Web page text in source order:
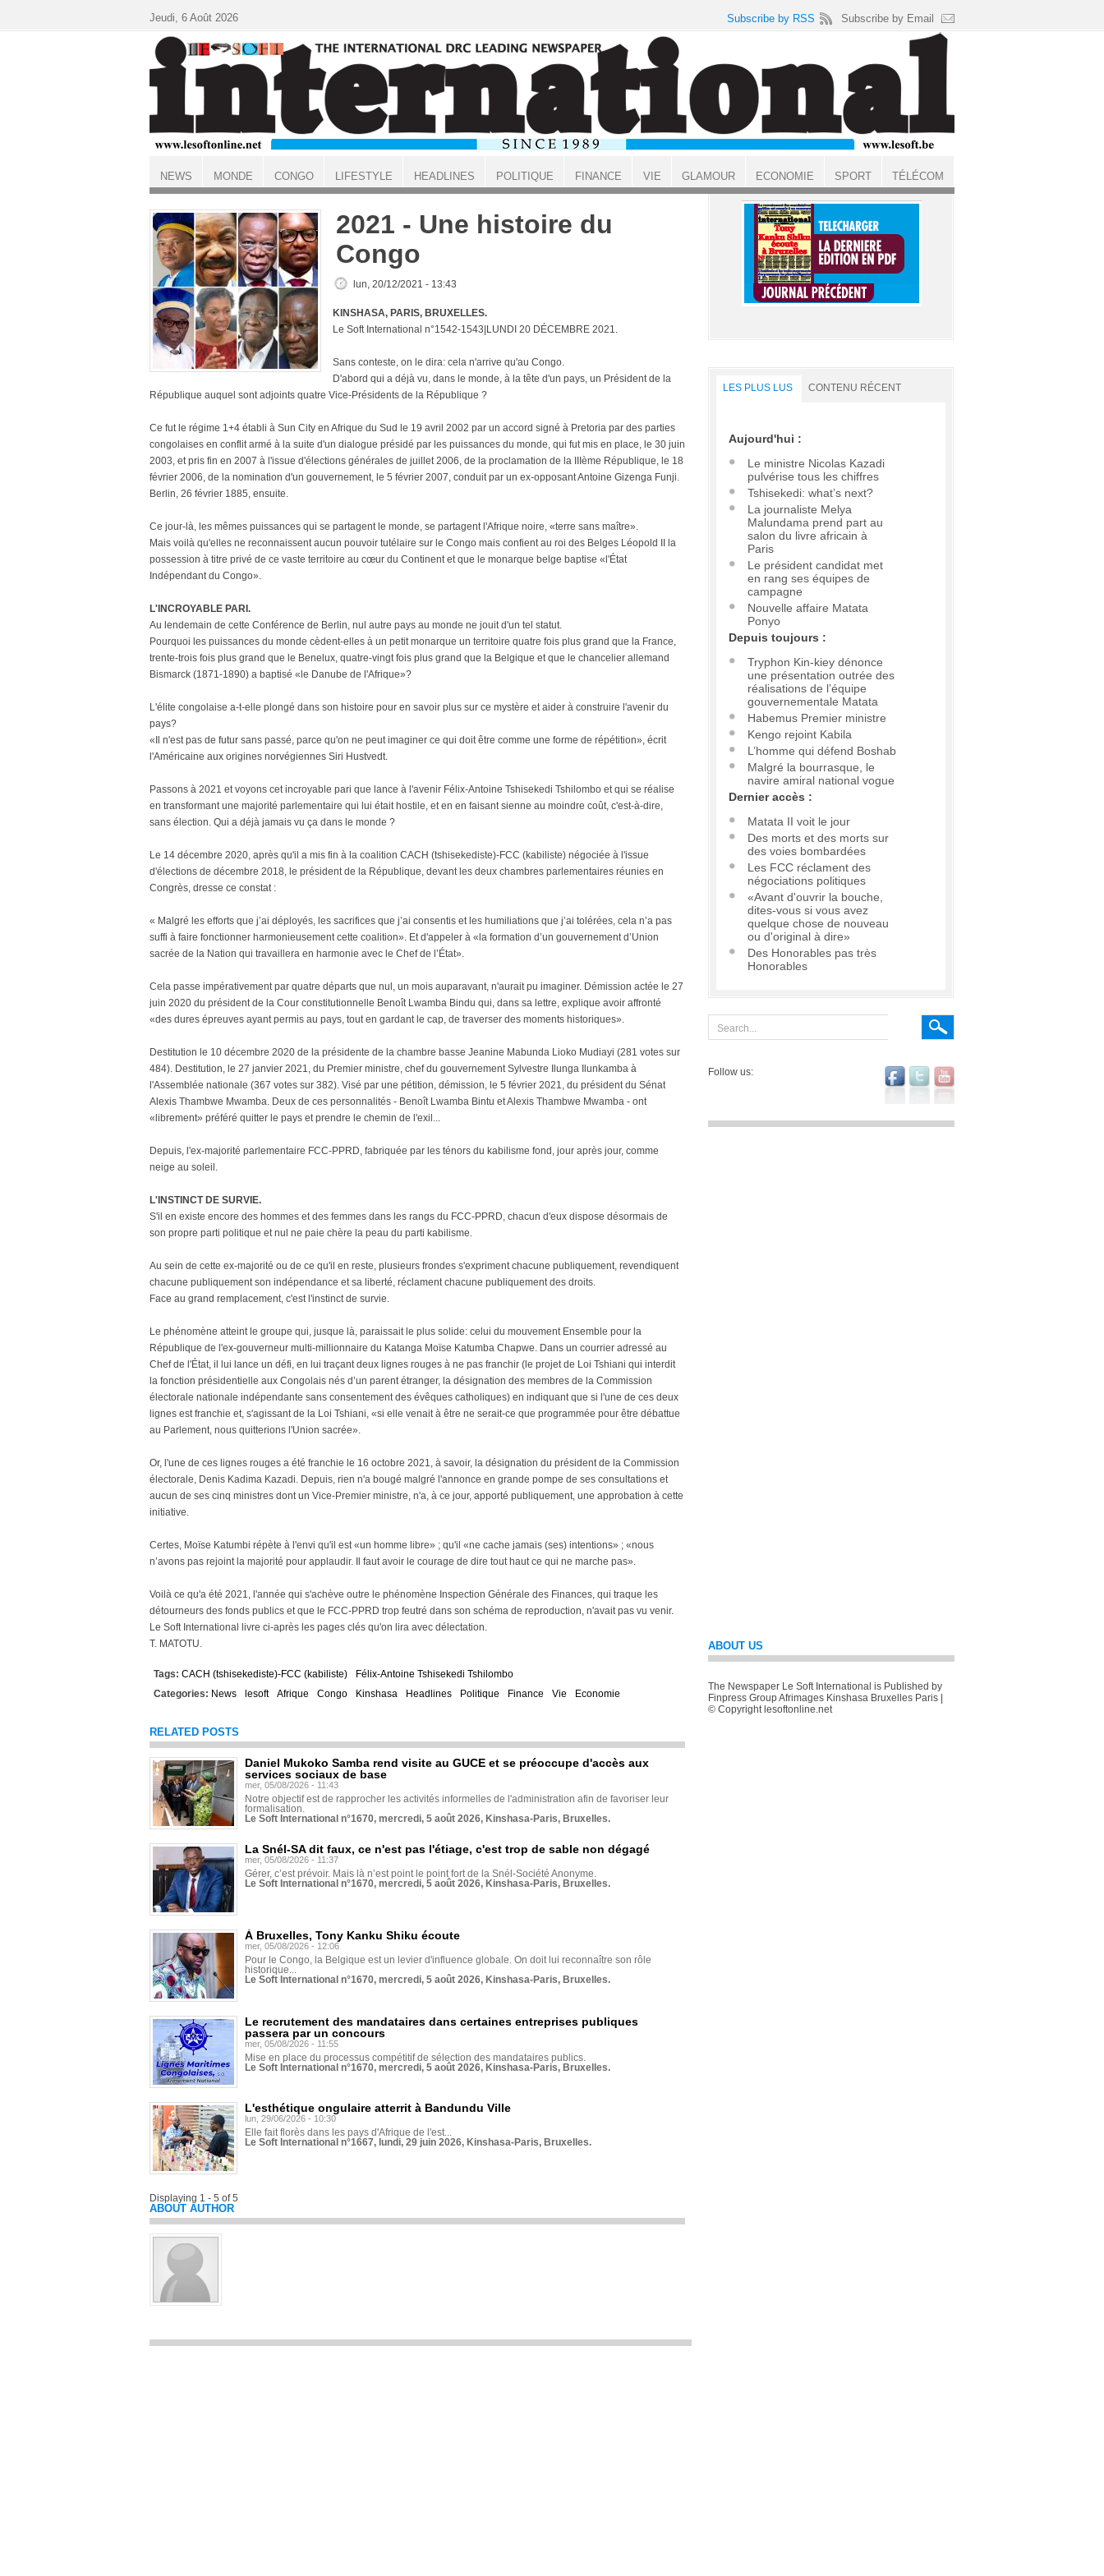
ACCUEIL
2021 - Une histoire du
Congo
lun, 20/12/2021 - 13:43
KINSHASA, PARIS, BRUXELLES.
Le Soft International n°1542-1543|LUNDI 20 DÉCEMBRE 2021.
Sans conteste, on le dira: cela n'arrive qu'au Congo.
D'abord qui a déjà vu, dans le monde, à la tête d'un pays, un Président de la
République auquel sont adjoints quatre Vice-Présidents de la République ?
Ce fut le régime 1+4 établi à Sun City en Afrique du Sud le 19 avril 2002 par un accord signé à Pretoria par des parties
congolaises en conflit armé à la suite d'un dialogue présidé par les puissances du monde, qui fut mis en place, le 30 juin
2003, et pris fin en 2007 à l'issue d'élections générales de juillet 2006, de la proclamation de la IIIème République, le 18
février 2006, de la nomination d'un gouvernement, le 5 février 2007, conduit par un ex-opposant Antoine Gizenga Funji.
Berlin, 26 février 1885, ensuite.
Ce jour-là, les mêmes puissances qui se partagent le monde, se partagent l'Afrique noire, «terre sans maître».
Mais voilà qu'elles ne reconnaissent aucun pouvoir tutélaire sur le Congo mais confient au roi des Belges Léopold II la
possession à titre privé de ce vaste territoire au cœur du Continent et que le monarque belge baptise «l'État
Indépendant du Congo».
L'INCROYABLE PARI.
Au lendemain de cette Conférence de Berlin, nul autre pays au monde ne jouit d'un tel statut.
Pourquoi les puissances du monde cèdent-elles à un petit monarque un territoire quatre fois plus grand que la France,
trente-trois fois plus grand que le Benelux, quatre-vingt fois plus grand que la Belgique et que le chancelier allemand
Bismarck (1871-1890) a baptisé «le Danube de l'Afrique»?
L'élite congolaise a-t-elle plongé dans son histoire pour en savoir plus sur ce mystère et aider à construire l'avenir du
pays?
«Il n'est pas de futur sans passé, parce qu'on ne peut imaginer ce qui doit être comme une forme de répétition», écrit
l'Américaine aux origines norvégiennes Siri Hustvedt.
Passons à 2021 et voyons cet incroyable pari que lance à l'avenir Félix-Antoine Tshisekedi Tshilombo et qui se réalise
en transformant une majorité parlementaire qui lui était hostile, et en en faisant sienne au moindre coût, c'est-à-dire,
sans élection. Qui a déjà jamais vu ça dans le monde ?
Le 14 décembre 2020, après qu'il a mis fin à la coalition CACH (tshisekediste)-FCC (kabiliste) négociée à l'issue
d'élections de décembre 2018, le président de la République, devant les deux chambres parlementaires réunies en
Congrès, dresse ce constat :
« Malgré les efforts que j’ai déployés, les sacrifices que j’ai consentis et les humiliations que j’ai tolérées, cela n’a pas
suffi à faire fonctionner harmonieusement cette coalition». Et d'appeler à «la formation d’un gouvernement d’Union
sacrée de la Nation qui travaillera en harmonie avec le Chef de l’État».
Cela passe impérativement par quatre départs que nul, un mois auparavant, n'aurait pu imaginer. Démission actée le 27
juin 2020 du président de la Cour constitutionnelle Benoît Lwamba Bindu qui, dans sa lettre, explique avoir affronté
«des dures épreuves ayant permis au pays, tout en gardant le cap, de traverser des moments historiques».
Destitution le 10 décembre 2020 de la présidente de la chambre basse Jeanine Mabunda Lioko Mudiayi (281 votes sur
484). Destitution, le 27 janvier 2021, du Premier ministre, chef du gouvernement Sylvestre Ilunga Ilunkamba à
l'Assemblée nationale (367 votes sur 382). Visé par une pétition, démission, le 5 février 2021, du président du Sénat
Alexis Thambwe Mwamba. Deux de ces personnalités - Benoît Lwamba Bintu et Alexis Thambwe Mwamba - ont
«librement» préféré quitter le pays et prendre le chemin de l'exil...
Depuis, l'ex-majorité parlementaire FCC-PPRD, fabriquée par les ténors du kabilisme fond, jour après jour, comme
neige au soleil.
L'INSTINCT DE SURVIE.
S'il en existe encore des hommes et des femmes dans les rangs du FCC-PPRD, chacun d'eux dispose désormais de
son propre parti politique et nul ne paie chère la peau du parti kabilisme.
Au sein de cette ex-majorité ou de ce qu'il en reste, plusieurs frondes s'expriment chacune publiquement, revendiquent
chacune publiquement son indépendance et sa liberté, réclament chacune publiquement des droits.
Face au grand remplacement, c'est l'instinct de survie.
Le phénomène atteint le groupe qui, jusque là, paraissait le plus solide: celui du mouvement Ensemble pour la
République de l'ex-gouverneur multi-millionnaire du Katanga Moïse Katumba Chapwe. Dans un courrier adressé au
Chef de l'État, il lui lance un défi, en lui traçant deux lignes rouges à ne pas franchir (le projet de Loi Tshiani qui interdit
la fonction présidentielle aux Congolais nés d’un parent étranger, la désignation des membres de la Commission
électorale nationale indépendante sans consentement des évêques catholiques) en indiquant que si l'une de ces deux
lignes est franchie et, s'agissant de la Loi Tshiani, «si elle venait à être ne serait-ce que programmée pour être débattue
au Parlement, nous quitterions l'Union sacrée».
Or, l'une de ces lignes rouges a été franchie le 16 octobre 2021, à savoir, la désignation du président de la Commission
électorale, Denis Kadima Kazadi. Depuis, rien n'a bougé malgré l'annonce en grande pompe de ses consultations et
aucun de ses cinq ministres dont un Vice-Premier ministre, n'a, à ce jour, apporté publiquement, une approbation à cette
initiative.
Certes, Moïse Katumbi répète à l'envi qu'il est «un homme libre» ; qu'il «ne cache jamais (ses) intentions» ; «nous
n’avons pas rejoint la majorité pour applaudir. Il faut avoir le courage de dire tout haut ce qui ne marche pas».
Voilà ce qu'a été 2021, l'année qui s'achève outre le phénomène Inspection Générale des Finances, qui traque les
détourneurs des fonds publics et que le FCC-PPRD trop feutré dans son schéma de reproduction, n'avait pas vu venir.
Le Soft International livre ci-après les pages clés qu'on lira avec délectation.
T. MATOTU.
Tags: CACH (tshisekediste)-FCC (kabiliste)
Félix-Antoine Tshisekedi Tshilombo
Categories: News lesoft Afrique Congo Kinshasa Headlines Politique Finance Vie Economie
RELATED POSTS
Daniel Mukoko Samba rend visite au GUCE et se préoccupe d'accès aux
services sociaux de base
mer, 05/08/2026 - 11:43
Notre objectif est de rapprocher les activités informelles de l'administration afin de favoriser leur
formalisation.
Le Soft International n°1670, mercredi, 5 août 2026, Kinshasa-Paris, Bruxelles.
La Snél-SA dit faux, ce n'est pas l'étiage, c'est trop de sable non dégagé
mer, 05/08/2026 - 11:37
Gérer, c’est prévoir. Mais là n’est point le point fort de la Snél-Société Anonyme.
Le Soft International n°1670, mercredi, 5 août 2026, Kinshasa-Paris, Bruxelles.
À Bruxelles, Tony Kanku Shiku écoute
mer, 05/08/2026 - 12:06
Pour le Congo, la Belgique est un levier d'influence globale. On doit lui reconnaître son rôle
historique...
Le Soft International n°1670, mercredi, 5 août 2026, Kinshasa-Paris, Bruxelles.
Le recrutement des mandataires dans certaines entreprises publiques
passera par un concours
mer, 05/08/2026 - 11:55
Mise en place du processus compétitif de sélection des mandataires publics.
Le Soft International n°1670, mercredi, 5 août 2026, Kinshasa-Paris, Bruxelles.
L'esthétique ongulaire atterrit à Bandundu Ville
lun, 29/06/2026 - 10:30
Elle fait florès dans les pays d'Afrique de l'est...
Le Soft International n°1667, lundi, 29 juin 2026, Kinshasa-Paris, Bruxelles.
Displaying 1 - 5 of 5
ABOUT AUTHOR
LES PLUS LUS CONTENU RÉCENT
Aujourd'hui :
Le ministre Nicolas Kazadi
pulvérise tous les chiffres
Tshisekedi: what’s next?
La journaliste Melya
Malundama prend part au
salon du livre africain à
Paris
Le président candidat met
en rang ses équipes de
campagne
Nouvelle affaire Matata
Ponyo
Depuis toujours :
Tryphon Kin-kiey dénonce
une présentation outrée des
réalisations de l’équipe
gouvernementale Matata
Habemus Premier ministre
Kengo rejoint Kabila
L’homme qui défend Boshab
Malgré la bourrasque, le
navire amiral national vogue
Dernier accès :
Matata II voit le jour
Des morts et des morts sur
des voies bombardées
Les FCC réclament des
négociations politiques
«Avant d'ouvrir la bouche,
dites-vous si vous avez
quelque chose de nouveau
ou d'original à dire»
Des Honorables pas très
Honorables
Follow us:
ABOUT US
The Newspaper Le Soft International is Published by
Finpress Group Afrimages Kinshasa Bruxelles Paris |
© Copyright lesoftonline.net
Jeudi, 6 Août 2026 Subscribe by RSS Subscribe by Email
NEWS MONDE CONGO LIFESTYLE HEADLINES POLITIQUE FINANCE VIE GLAMOUR ECONOMIE SPORT TÉLÉCOM